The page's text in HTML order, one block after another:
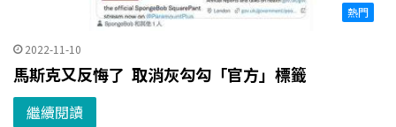
熱門
2022-11-10
馬斯克又反悔了 取消灰勾勾「官方」標籤
繼續閱讀